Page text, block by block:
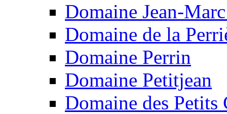
Domaine Jean-
Domaine de la
Domaine Perrin
Domaine Petitjean
Domaine des Petits